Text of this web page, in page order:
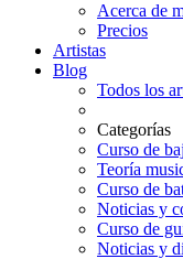
Acerca de
Precios
Artistas
Blog
Todos los
Categorías
Curso de
Teoría
Curso de
Noticias y
Curso de
Noticias y